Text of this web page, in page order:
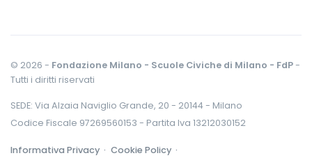
© 2026 - Fondazione Milano - Scuole Civiche di Milano - FdP-
Tutti i diritti riservati
SEDE: Via Alzaia Naviglio Grande, 20 - 20144 - Milano
Codice Fiscale 97269560153 - Partita Iva 13212030152
Informativa Privacy · Cookie Policy ·